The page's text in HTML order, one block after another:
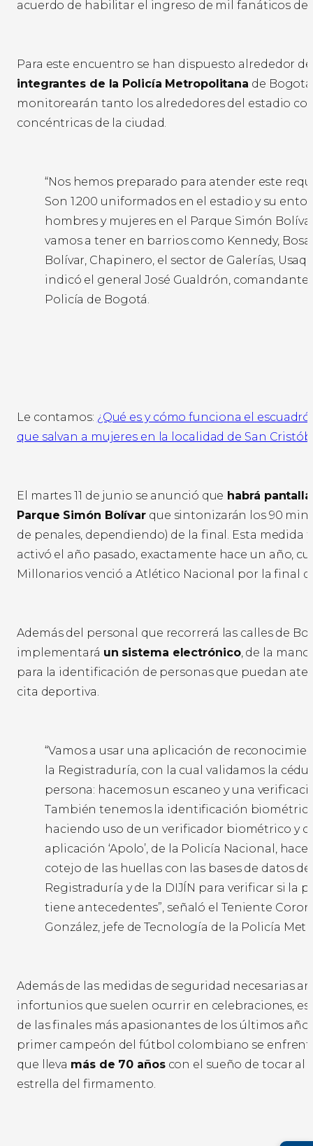
acuerdo de habilitar el ingreso de mil fanáticos
Para este encuentro se han dispuesto alrededor
integrantes de la Policía Metropolitana de
monitorearán tanto los alrededores del estadio
concéntricas de la ciudad.
“Nos hemos preparado para atender este
Son 1.200 uniformados en el estadio y su
hombres y mujeres en el Parque Simón
vamos a tener en barrios como Kennedy,
Bolívar, Chapinero, el sector de Galerías,
indicó el general José Gualdrón, comandante
Policía de Bogotá.
Le contamos: ¿Qué es y cómo funciona el
que salvan a mujeres en la localidad de San
El martes 11 de junio se anunció que habrá
Parque Simón Bolívar que sintonizarán los 90
de penales, dependiendo) de la final. Esta medida
activó el año pasado, exactamente hace un año,
Millonarios venció a Atlético Nacional por la final
Además del personal que recorrerá las calles de
implementará un sistema electrónico, de la
para la identificación de personas que puedan
cita deportiva.
“Vamos a usar una aplicación de
la Registraduría, con la cual validamos la
persona: hacemos un escaneo y una
También tenemos la identificación
haciendo uso de un verificador biométrico y
aplicación ‘Apolo’, de la Policía Nacional,
cotejo de las huellas con las bases de datos
Registraduría y de la DIJÍN para verificar si la
tiene antecedentes”, señaló el Teniente
González, jefe de Tecnología de la Policía
Además de las medidas de seguridad necesarias
infortunios que suelen ocurrir en celebraciones,
de las finales más apasionantes de los últimos
primer campeón del fútbol colombiano se
que lleva más de 70 añoscon el sueño de tocar al
estrella del firmamento.